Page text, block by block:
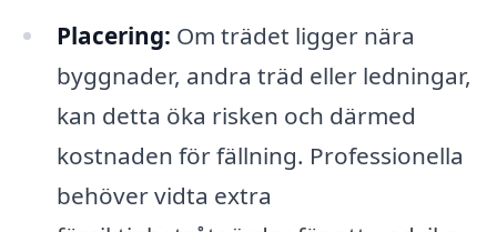
Placering: Om trädet ligger nära
byggnader, andra träd eller ledningar,
kan detta öka risken och därmed
kostnaden för fällning. Professionella
behöver vidta extra